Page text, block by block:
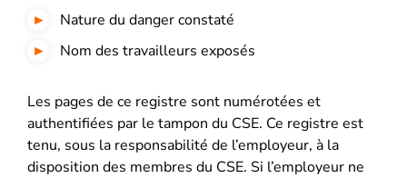
Nature du danger constaté
Nom des travailleurs exposés
Les pages de ce registre sont numérotées et
authentifiées par le tampon du CSE. Ce registre est
tenu, sous la responsabilité de l’employeur, à la
disposition des membres du CSE. Si l’employeur ne